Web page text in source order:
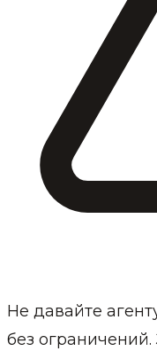
Не давайте
без